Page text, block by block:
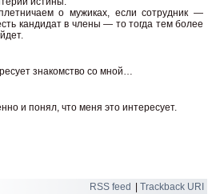
о мужиках, если сотрудник —
кандидат в члены — то тогда тем более
знакомство со мной…
и понял, что меня это интересует.
RSS feed Trackback URI